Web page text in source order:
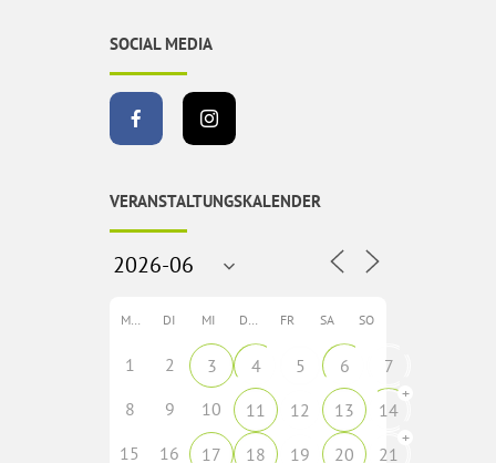
SOCIAL MEDIA
VERANSTALTUNGSKALENDER
MO DI MI DO FR SA SO
1 2 3 4 5 6
7
8
9 10 11 12 13 14
+
15 16 17 18 19 20 21
+